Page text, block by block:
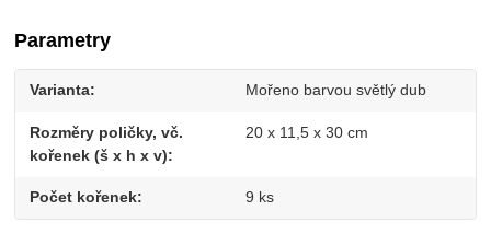
Parametry
Varianta Mořeno barvou světlý dub
Rozměry poličky, vč.
kořenek (š x h x v)
20 x 11,5 x 30 cm
Počet kořenek 9 ks